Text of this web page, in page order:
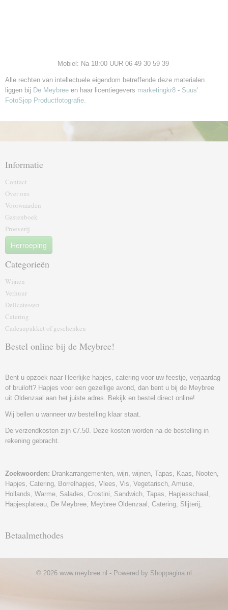
Mobiel: Na 18:00 UUR 06 49 30 59 39
Alle rechten van intellectuele eigendom betreffende deze materialen
liggen bij De Meybree en haar licentiegevers marketingkr8 - Suus'
FotoSjop Productfotografie.
Informatie
Contact
Over ons
Voorwaarden
Gastenboek
Proeverij
Herroeping
Categorieën
Wijnen
Verhuur
Delicatessen
Catering
Cadeaupakket of geschenk‎en
Bestel online bij de Meybree!
Bent u opzoek naar Heerlijke hapjes, catering voor uw feestje, verjaardag
of bruiloft? Hapjes voor een gezellige avond, dan bent u bij de Meybree
uit Oldenzaal aan het juiste adres. Bekijk en bestel direct online!
Wij bellen u wanneer uw bestelling klaar staat.
De verzendkosten zijn €7.50. Deze kosten worden na de bestelling in
rekening gebracht.
Zoekwoorden: Drankarrangementen, wijn, wijnen, Tapas, Kaas, Nooten,
Hapjes, Catering, Borrelhapjes, Vlees, Vis, Vegetarisch, Amuse,
Hollands, Warme, Salades, Crostini, Sandwich, Tapas, Hapjesschaal,
Hapjesplateau, De Meybree, Meybree Oldenzaal, Catering, Slijterij,
Betaalmethodes
© 2026 www.meybree.nl - Powered by Shoppagina.nl